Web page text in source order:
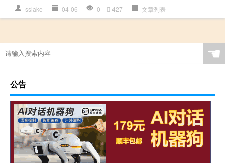
sslake 04-06 0 427 文章列表
☚
公告